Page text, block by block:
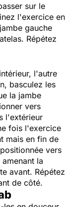
sur le
l'exercice en
gauche
Répétez
l'autre
basculez les
la jambe
vers
l'extérieur
fois l'exercice
mais en fin de
vers
la
avant. Répétez
de côté.